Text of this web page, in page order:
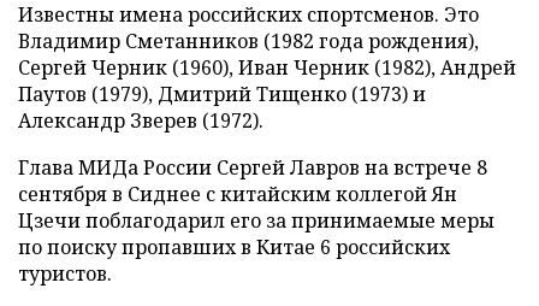
Известны имена российских спортсменов. Это
Владимир Сметанников (1982 года рождения),
Сергей Черник (1960), Иван Черник (1982), Андрей
Паутов (1979), Дмитрий Тищенко (1973) и
Александр Зверев (1972).
Глава МИДа России Сергей Лавров на встрече 8
сентября в Сиднее с китайским коллегой Ян
Цзечи поблагодарил его за принимаемые меры
по поиску пропавших в Китае 6 российских
туристов.